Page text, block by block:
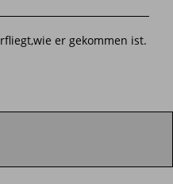
er gekommen ist.